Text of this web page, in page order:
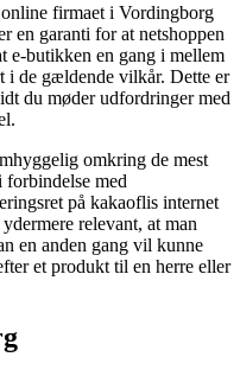
firmaet i Vordingborg
en garanti for at netshoppen
e-butikken en gang i mellem
i de gældende vilkår. Dette er
du møder udfordringer med
omkring de mest
med
på kakaoflis internet
relevant, at man
en anden gang vil kunne
et produkt til en herre eller